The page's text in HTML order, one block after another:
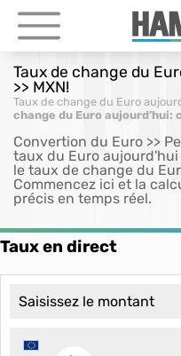
Taux de change du
>> MXN!
Taux de change du Euro
change du Euro aujourd’hui:
Convertion du Euro >>
taux du Euro
le taux de change du
Commencez ici et la
précis en temps réel.
Taux en direct